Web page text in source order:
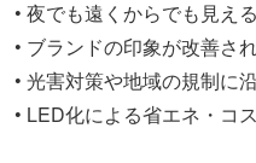
• 夜でも遠くからでも見え
• ブランドの印象が改善さ
• 光害対策や地域の規制に
• LED化による省エネ・コ